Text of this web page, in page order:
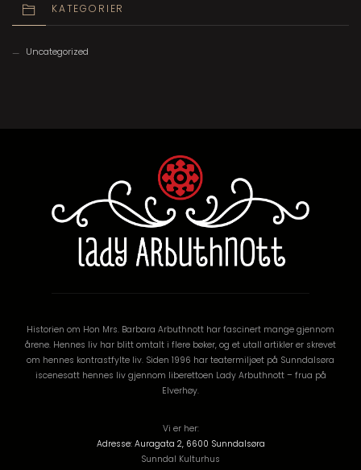
KATEGORIER
Uncategorized
Historien om Hon Mrs. Barbara Arbuthnott har fascinert mange gjennom
årene. Hennes liv har blitt omtalt i flere bøker, og et utall artikler er skrevet
om hennes kontrastfylte liv. Siden 1996 har teatermiljøet på Sunndalsøra
iscenesatt hennes liv gjennom liberettoen Lady Arbuthnott – frua på
Elverhøy.
Vi er her:
Adresse: Auragata 2, 6600 Sunndalsøra
Sunndal Kulturhus